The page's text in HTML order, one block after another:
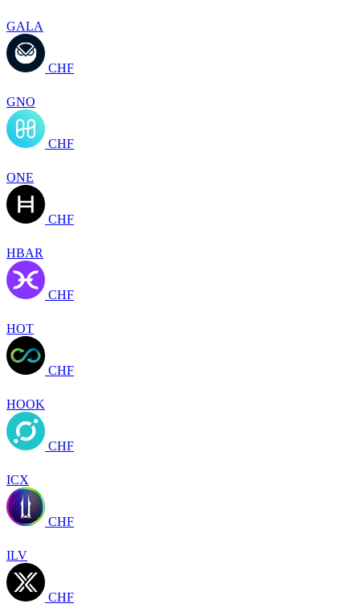
GALA
CHF
GNO
CHF
ONE
CHF
HBAR
CHF
HOT
CHF
HOOK
CHF
ICX
CHF
ILV
CHF